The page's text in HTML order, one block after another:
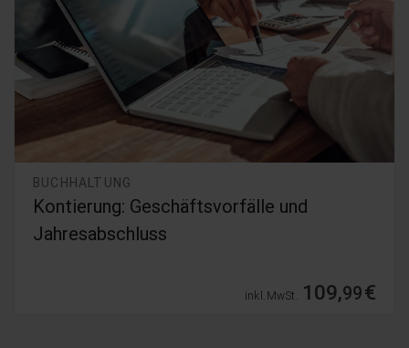
BUCHHALTUNG
Kontierung: Geschäftsvorfälle und
Jahresabschluss
inkl. MwSt. 109,99€